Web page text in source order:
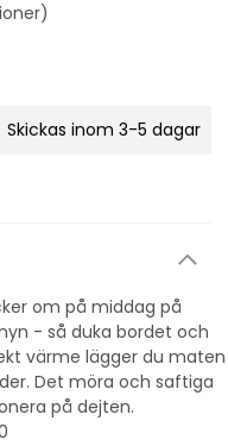
Skickas inom 3-5 dagar
om på middag på
- så duka bordet och
värme lägger du maten
Det möra och saftiga
på dejten.